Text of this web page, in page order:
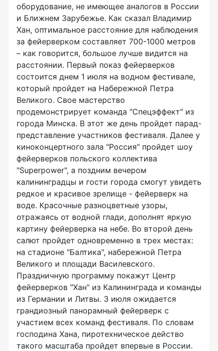
оборудование, не имеющее аналогов в России
и Ближнем Зарубежье. Как сказал Владимир
Хан, оптимальное расстояние для наблюдения
за фейерверком составляет 700-1000 метров
– как говорится, большое лучше видится на
расстоянии. Первый показ фейерверков
состоится днем 1 июля на водном фестивале,
который пройдет на Набережной Петра
Великого. Свое мастерство
продемонстрирует команда "Спецэффект" из
города Минска. В этот же день пройдет парад-
представление участников фестиваля. Далее у
киноконцертного зала "Россия" пройдет шоу
фейерверков польского коллектива
"Superpower", а поздним вечером
калининградцы и гости города смогут увидеть
редкое и красивое зрелище - фейерверк на
воде. Красочные разноцветные узоры,
отражаясь от водной глади, дополнят яркую
картину фейерверка на небе. Во второй день
салют пройдет одновременно в трех местах:
на стадионе "Балтика", набережной Петра
Великого и площади Василевского.
Праздничную программу покажут Центр
фейерверков "Хан" из Калининграда и команды
из Германии и Литвы. 3 июля ожидается
грандиозный панорамный фейерверк с
участием всех команд фестиваля. По словам
господина Хана, пиротехническое действо
такого масштаба пройдет впервые в России.